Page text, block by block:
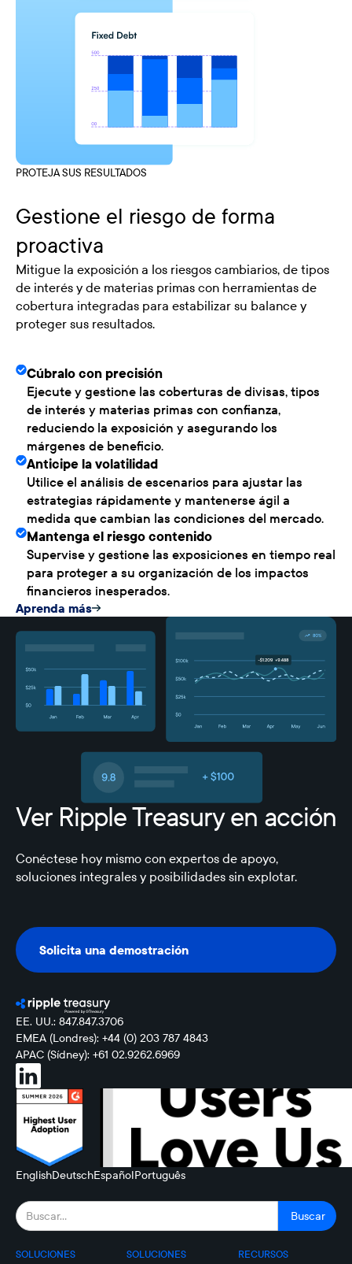
PROTEJA SUS RESULTADOS
Gestione el riesgo de forma
proactiva
Mitigue la exposición a los riesgos cambiarios, de tipos
de interés y de materias primas con herramientas de
cobertura integradas para estabilizar su balance y
proteger sus resultados.
Cúbralo con precisión
Ejecute y gestione las coberturas de divisas, tipos
de interés y materias primas con confianza,
reduciendo la exposición y asegurando los
márgenes de beneficio.
Anticipe la volatilidad
Utilice el análisis de escenarios para ajustar las
estrategias rápidamente y mantenerse ágil a
medida que cambian las condiciones del mercado.
Mantenga el riesgo contenido
Supervise y gestione las exposiciones en tiempo real
para proteger a su organización de los impactos
financieros inesperados.
Aprenda más
Ver Ripple Treasury en acción
Conéctese hoy mismo con expertos de apoyo,
soluciones integrales y posibilidades sin explotar.
Solicita una demostración
Solicita una demostración
EE. UU.: 847.847.3706
EMEA (Londres): +44 (0) 203 787 4843
APAC (Sídney): +61 02.9262.6969
EnglishDeutschEspañolPortuguês
SOLUCIONES SOLUCIONES RECURSOS